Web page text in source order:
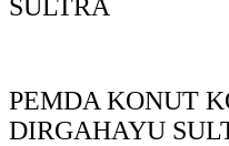
SULTRA
PEMDA KONUT
DIRGAHAYU